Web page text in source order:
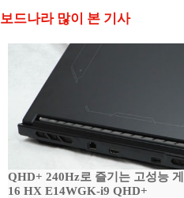
보드나라 많이 본 기사
QHD+ 240Hz로 즐기는 고성능
16 HX E14WGK-i9 QHD+